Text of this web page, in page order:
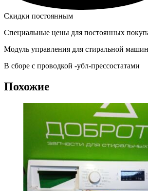
Скидки постоянным
Специальные цены для постоянных
Модуль управления для стиральной
В сборе с проводкой -убл-прессостатами
Похожие